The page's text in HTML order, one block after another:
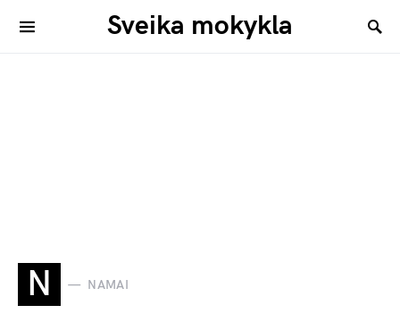
Sveika mokykla
N NAMAI